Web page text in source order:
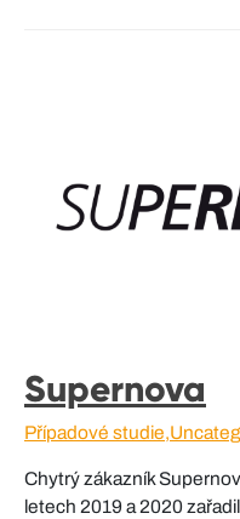
Supernova
Případové studie,
Chytrý zákazník
letech 2019 a 2020